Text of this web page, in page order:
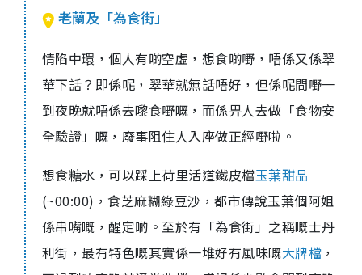
老蘭及「為食街」
情陷中環，個人有啲空虛，想食啲嘢，唔係又係翠
華下話？即係呢，翠華就無話唔好，但係呢間嘢一
到夜晚就唔係去嚟食嘢嘅，而係畀人去做「食物安
全驗證」嘅，廢事阻住人入座做正經嘢啦。
想食糖水，可以踩上荷里活道鐵皮檔玉葉甜品
(~00:00)，食芝麻糊綠豆沙，都市傳說玉葉個阿姐
係串嘴嘅，醒定啲。至於有「為食街」之稱嘅士丹
利街，最有特色嘅其實係一堆好有風味嘅大牌檔 ，